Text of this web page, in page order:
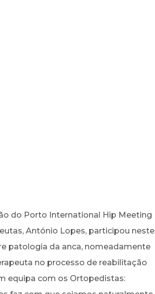
do Porto International Hip Meeting
António Lopes, participou neste
patologia da anca, nomeadamente
no processo de reabilitação
equipa com os Ortopedistas: